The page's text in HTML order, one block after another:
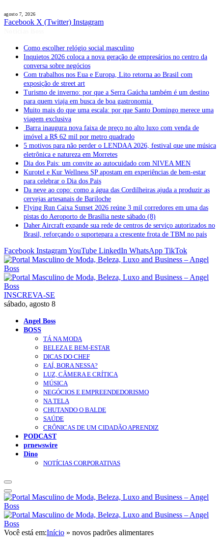
agosto 7, 2026
Facebook X (Twitter) Instagram
Como escolher relógio social masculino
Inquietos 2026 coloca a nova geração de empresários no centro da
conversa sobre negócios
Com trabalhos nos Eua e Europa, Lito retorna ao Brasil com
exposição de street art
Turismo de inverno: por que a Serra Gaúcha também é um destino
para quem viaja em busca de boa gastronomia
Muito mais do que uma escala: por que Santo Domingo merece uma
viagem exclusiva
Barra inaugura nova faixa de preço no alto luxo com venda de
imóvel a R$ 62 mil por metro quadrado
5 motivos para não perder o LENDAA 2026, festival que une música
eletrônica e natureza em Morretes
Dia dos Pais: um convite ao autocuidado com NIVEA MEN
Kurotel e Kur Wellness SP apostam em experiências de bem-estar
para celebrar o Dia dos Pais
Da neve ao copo: como a água das Cordilheiras ajuda a produzir as
cervejas artesanais de Bariloche
Flying Run Caixa Sunset 2026 reúne 3 mil corredores em uma das
pistas do Aeroporto de Brasília neste sábado (8)
Daher Aircraft expande sua rede de centros de serviço autorizados no
Brasil, reforçando o suportepara a crescente frota de TBM no país
Facebook InstagramYouTube LinkedIn WhatsApp TikTok
INSCREVA-SE
sábado, agosto 8
Angel Boss
BOSS
TÁ NA MODA
BELEZA E BEM-ESTAR
DICAS DO CHEF
EAÍ, BORA NESSA?
LUZ, CÂMERA E CRÍTICA
MÚSICA
NEGÓCIOS E EMPREENDEDORISMO
NA TELA
CHUTANDO O BALDE
SAÚDE
CRÔNICAS DE UM CIDADÃO APRENDIZ
PODCAST
prnewswire
Dino
NOTÍCIAS CORPORATIVAS
Você está em:Início » novos padrões alimentares